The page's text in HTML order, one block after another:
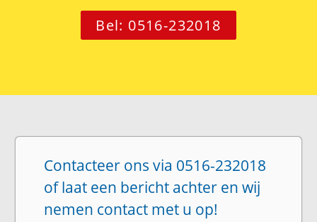
Bel: 0516-232018
Contacteer ons via 0516-232018
of laat een bericht achter en wij
nemen contact met u op!